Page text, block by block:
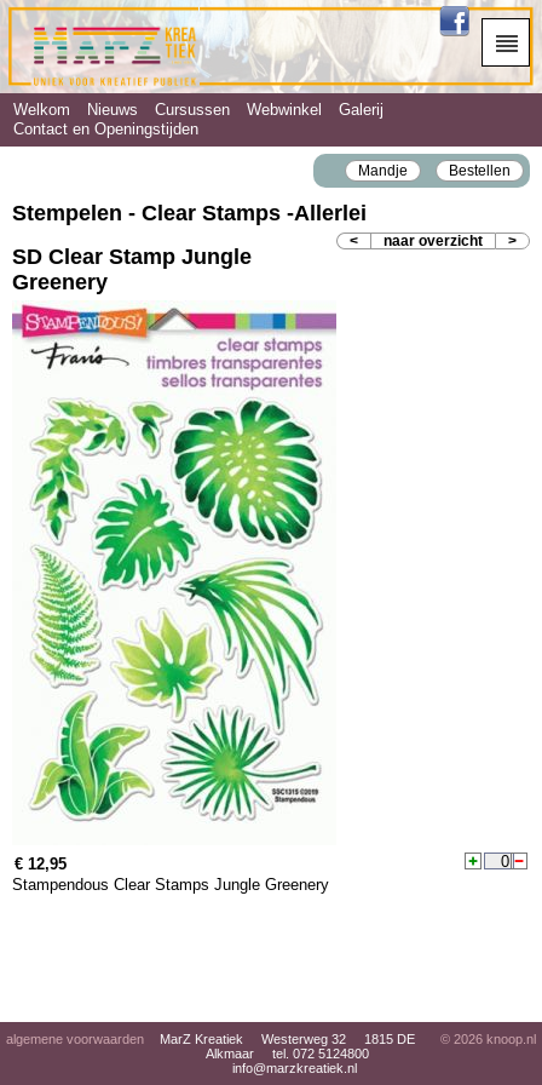
Welkom Nieuws Cursussen Webwinkel
Galerij
Contact en Openingstijden
Mandje Bestellen
Stempelen - Clear Stamps ‐Allerlei
< naar overzicht >
SD Clear Stamp Jungle
Greenery
€ 12,95
Stampendous Clear Stamps Jungle Greenery
algemene voorwaarden
MarZ Kreatiek Westerweg 32 1815 DE
Alkmaar tel. 072 5124800
info@marzkreatiek.nl
© 2026 knoop.nl